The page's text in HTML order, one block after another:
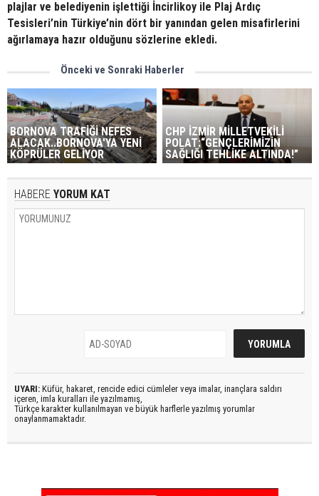
plajlar ve belediyenin işlettiği İncirlikoy ile Plaj Ardıç
Tesisleri’nin Türkiye’nin dört bir yanından gelen misafirlerini
ağırlamaya hazır olduğunu sözlerine ekledi.
Önceki ve Sonraki Haberler
BORNOVA TRAFİĞİ NEFES
ALACAK..BORNOVA'YA YENİ
KÖPRÜLER GELİYOR
CHP İZMİR MİLLETVEKİLİ
POLAT:“GENÇLERİMİZİN
SAĞLIĞI TEHLİKE ALTINDA!”
HABERE YORUM KAT
UYARI: Küfür, hakaret, rencide edici cümleler veya imalar, inançlara saldırı
içeren, imla kuralları ile yazılmamış,
Türkçe karakter kullanılmayan ve büyük harflerle yazılmış yorumlar
onaylanmamaktadır.